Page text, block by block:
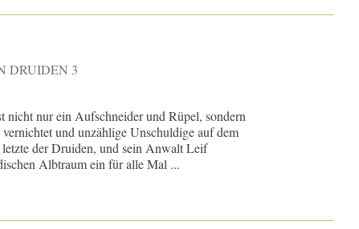
DRUIDEN 3
nicht nur ein Aufschneider und Rüpel, sondern
und unzählige Unschuldige auf dem
der Druiden, und sein Anwalt Leif
Albtraum ein für alle Mal ...